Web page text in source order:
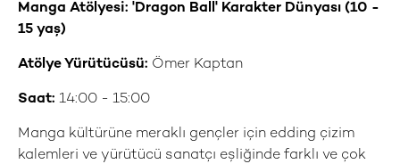
Manga Atölyesi: 'Dragon Ball' Karakter Dünyası (10 -
15 yaş)
Atölye Yürütücüsü: Ömer Kaptan
Saat: 14:00 - 15:00
Manga kültürüne meraklı gençler için edding çizim
kalemleri ve yürütücü sanatçı eşliğinde farklı ve çok